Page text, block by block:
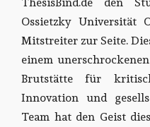
Ossietzky Universität
Mitstreiter zur Seite.
einem
Brutstätte für
Innovation und
Team hat den Geist